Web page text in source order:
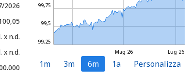
2026
x n.d.
x n.d.
Lug 26
Mag 26
99,25
99,5
99,75
1m 3m 6m 1a Personalizza